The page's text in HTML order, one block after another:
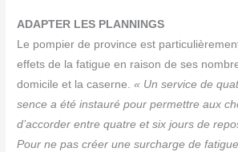
ADAPTER LES PLANNINGS
Le pom­pier de pro­vince est
effets de la fatigue en rai­son de ses
domi­cile et la caserne.« Un ser­vice de
sence a été ins­tau­ré pour per­mettre aux
d’accorder entre quatre et six jours de
Pour ne pas créer une sur­charge de